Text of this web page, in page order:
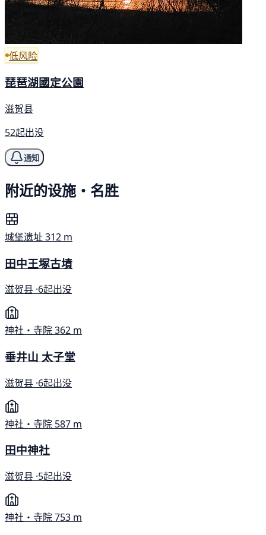
低风险
琵琶湖國定公園
滋贺县
52起出没
通知
附近的设施・名胜
城堡遗址312 m
田中王塚古墳
滋贺县 ·6起出没
神社・寺院362 m
垂井山 太子堂
滋贺县 ·6起出没
神社・寺院 587 m
田中神社
滋贺县 ·5起出没
神社・寺院753 m